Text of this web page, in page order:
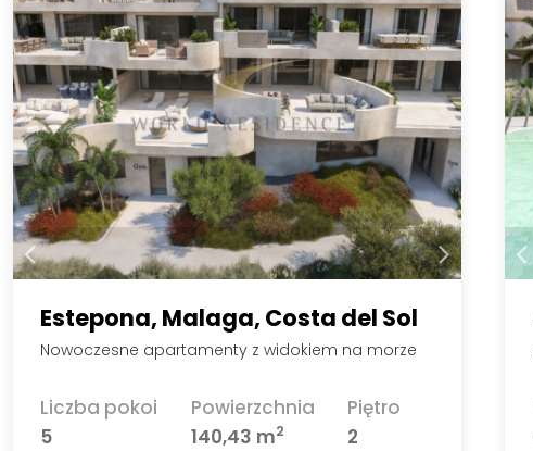
Estepona, Malaga, Costa del Sol
Nowoczesne apartamenty z widokiem na morze
Liczba pokoi
5
Powierzchnia
140,43 m2
Piętro
2